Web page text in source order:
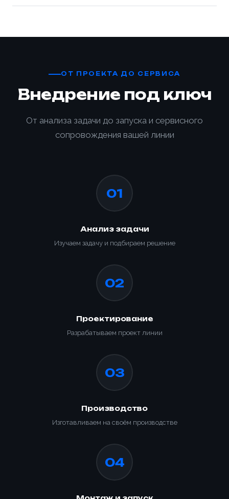
ОТ ПРОЕКТА ДО СЕРВИСА
Внедрение под ключ
От анализа задачи до запуска и сервисного
сопровождения вашей линии
01
Анализ задачи
Изучаем задачу и подбираем решение
02
Проектирование
Разрабатываем проект линии
03
Производство
Изготавливаем на своём производстве
04